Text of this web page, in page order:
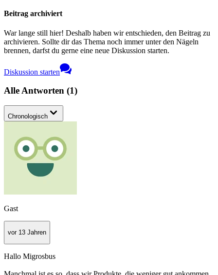
Beitrag archiviert
War lange still hier! Deshalb haben wir entschieden, den Beitrag zu
archivieren. Sollte dir das Thema noch immer unter den Nägeln
brennen, darfst du gerne eine neue Diskussion starten.
Diskussion starten
Alle Antworten (1)
Chronologisch
Gast
vor 13 Jahren
Hallo Migrosbus